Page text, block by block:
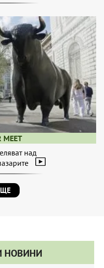
MEET
над
НОВИНИ